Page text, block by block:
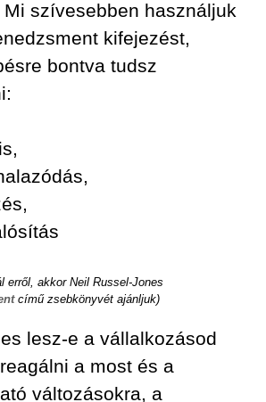
szívesebben használjuk
kifejezést,
bontva tudsz
erről, akkor Neil Russel-Jones
című zsebkönyvét ajánljuk)
lesz-e a vállalkozásod
a most és a
változásokra, a